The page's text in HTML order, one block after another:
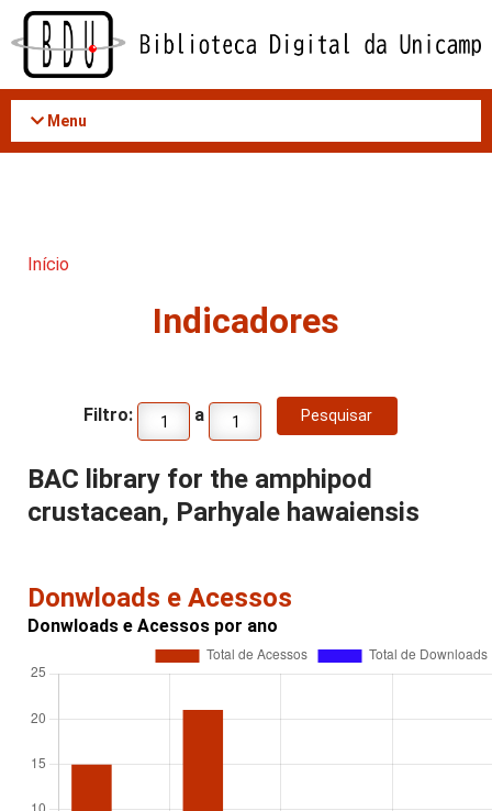
Acessar
conteúdo
Menu
Início
Indicadores
Filtro: a
BAC library for the amphipod
crustacean, Parhyale hawaiensis
Donwloads e Acessos
Donwloads e Acessos por ano